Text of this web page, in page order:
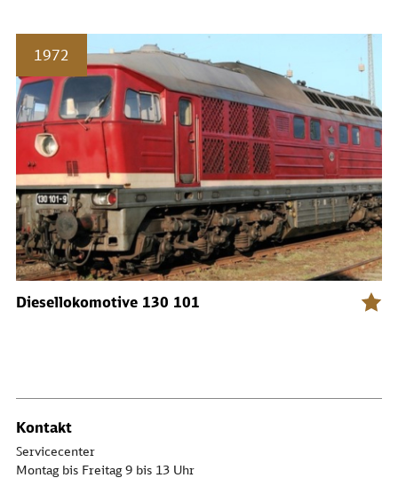
1972
Diesellokomotive 130 101
Kontakt
Servicecenter
Montag bis Freitag 9 bis 13 Uhr